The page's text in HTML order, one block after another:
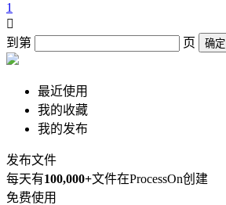
1

到第
页 确定
最近使用
我的收藏
我的发布
发布文件
每天有100,000+文件在ProcessOn创建
免费使用